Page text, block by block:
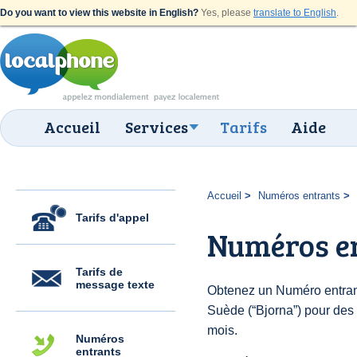
Do you want to view this website in English? Yes, please translate to English.
Accueil Services Tarifs Aide
Tarifs d'appel
Tarifs de
message texte
Numéros
entrants
Accueil Numéros entrants
Numéros
Obtenez un Numéro
Suède (“Bjorna”) pour
mois.